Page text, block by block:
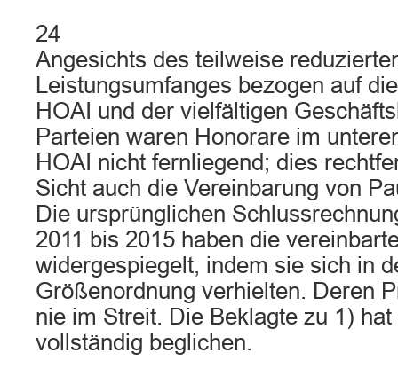
24
Angesichts des teilweise
Leistungsumfanges bezogen auf
HOAI und der vielfältigen
Parteien waren Honorare im
HOAI nicht fernliegend; dies
Sicht auch die Vereinbarung von
Die ursprünglichen
2011 bis 2015 haben die
widergespiegelt, indem sie sich in
Größenordnung verhielten. Deren
nie im Streit. Die Beklagte zu 1)
vollständig beglichen.